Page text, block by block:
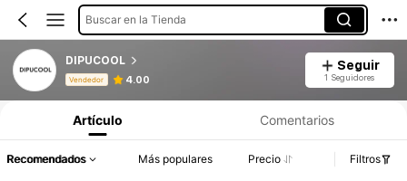
Buscar en la Tienda
DIPUCOOL
Vendedor 4.00
Seguir
1 Seguidores
Artículo Comentarios
Recomendados Más populares Precio Filtros